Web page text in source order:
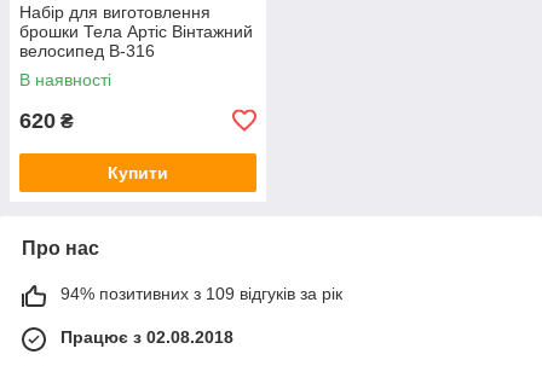
Набір для виготовлення
брошки Тела Артіс Вінтажний
велосипед В-316
В наявності
620 ₴
Купити
Про нас
94% позитивних з 109 відгуків за рік
Працює з 02.08.2018